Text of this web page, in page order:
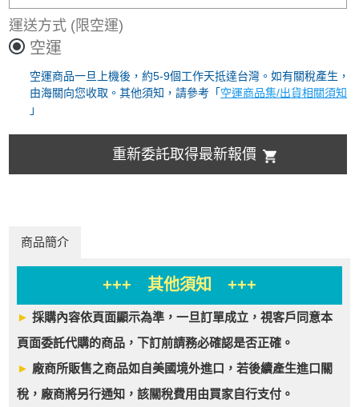
運送方式 (限空運)
空運
空運商品一旦上機後，約5-9個工作天抵達台灣。如有關稅產生，
由海關向您收取。其他須知，請參考「 空運商品集/出貨相關須知
」
重新委託取得最新報價
商品簡介
+++ 其他須知 +++
►採購內容依頁面顯示為準，一旦訂單成立，視客戶同意本
頁面委託代購的商品，下訂前請務必確認是否正確。
► 廠商所販售之商品如自美國境外進口，若後續產生進口關
稅，廠商將另行通知，該關稅費用由買家自行支付。